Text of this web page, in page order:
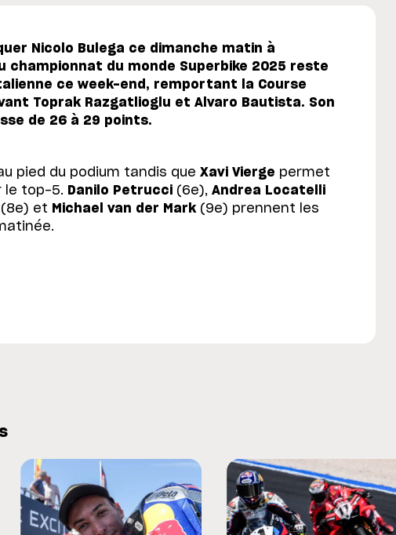
Nicolo Bulega ce dimanche matin à
championnat du monde Superbike 2025 reste
ce week-end, remportant la Course
Toprak Razgatlioglu et Alvaro Bautista. Son
de 26 à 29 points.
pied du podium tandis que Xavi Vierge permet
le top-5. Danilo Petrucci (6e), Andrea Locatelli
(8e) et Michael van der Mark (9e) prennent les